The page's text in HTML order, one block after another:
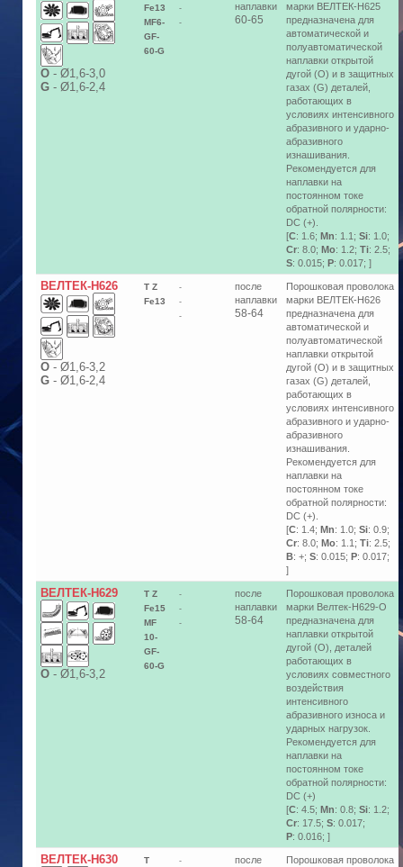
О - Ø1,6-3,0
G - Ø1,6-2,4
Fe13
MF6-
GF-
60-G
-
-
наплавки
60-65
марки ВЕЛТЕК-Н625
предназначена для
автоматической и
полуавтоматической
наплавки открытой
дугой (O) и в защитных
газах (G) деталей,
работающих в
условиях интенсивного
абразивного и ударно-
абразивного
изнашивания.
Рекомендуется для
наплавки на
постоянном токе
обратной полярности:
DC (+).
[C: 1.6; Mn: 1.1; Si: 1.0;
Cr: 8.0; Mo: 1.2; Ti: 2.5;
S: 0.015; P: 0.017; ]
ВЕЛТЕК-Н626
О - Ø1,6-3,2
G - Ø1,6-2,4
T Z
Fe13
-
-
-
после
наплавки
58-64
Порошковая проволока
марки ВЕЛТЕК-Н626
предназначена для
автоматической и
полуавтоматической
наплавки открытой
дугой (O) и в защитных
газах (G) деталей,
работающих в
условиях интенсивного
абразивного и ударно-
абразивного
изнашивания.
Рекомендуется для
наплавки на
постоянном токе
обратной полярности:
DC (+).
[C: 1.4; Mn: 1.0; Si: 0.9;
Cr: 8.0; Mo: 1.1; Ti: 2.5;
B: +; S: 0.015; P: 0.017;
]
ВЕЛТЕК-Н629
О - Ø1,6-3,2
T Z
Fe15
MF
10-
GF-
60-G
-
-
-
после
наплавки
58-64
Порошковая проволока
марки Велтек-Н629-О
предназначена для
наплавки открытой
дугой (О), деталей
работающих в
условиях cовместного
воздействия
интенсивного
абразивного износа и
ударных нагрузок.
Рекомендуется для
наплавки на
постоянном токе
обратной полярности:
DC (+)
[C: 4.5; Mn: 0.8; Si: 1.2;
Cr: 17.5; S: 0.017;
P: 0.016; ]
ВЕЛТЕК-Н630
T
-
после
Порошковая проволока